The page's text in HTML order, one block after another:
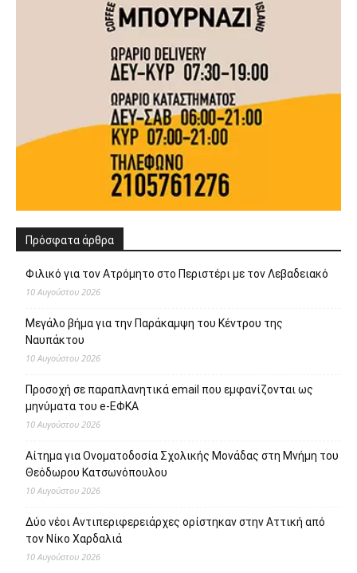
Πρόσφατα άρθρα
Φιλικό για τον Ατρόμητο στο Περιστέρι με τον Λεβαδειακό
10 Αυγούστου 2026
Μεγάλο βήμα για την Παράκαμψη του Κέντρου της
Ναυπάκτου
10 Αυγούστου 2026
Προσοχή σε παραπλανητικά email που εμφανίζονται ως
μηνύματα του e-ΕΦΚΑ
10 Αυγούστου 2026
Αίτημα για Ονοματοδοσία Σχολικής Μονάδας στη Μνήμη του
Θεόδωρου Κατσωνόπουλου